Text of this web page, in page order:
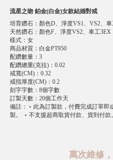
流星之吻 鉑金(白金)女款結婚對戒
培育鑽石 ： 顏色D、淨度VS1、VS2、
天然鑽石 ： 顏色F、淨度VS2、車工3EX
樣式 ： 女
商品材質 ： 白金PT950
配鑽數量 ： 3
配鑽總重(克拉) ： 0.02
戒寬(CM) ： 0.32
戒指厚度(CM) ： 0.2
刻字字數 ： 8個字數
訂製天數 ： 20個工作天
備註 ： ﹡此為訂製款，付費完成訂單
製。 ﹡不支援超商取貨付款、貨到付
萬次維修